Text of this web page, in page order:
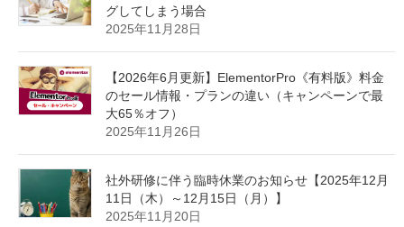
グしてしまう場合
2025年11月28日
【2026年6月更新】ElementorPro《有料版》料金
のセール情報・プランの違い（キャンペーンで最
大65％オフ）
2025年11月26日
社外研修に伴う臨時休業のお知らせ【2025年12月
11日（木）～12月15日（月）】
2025年11月20日